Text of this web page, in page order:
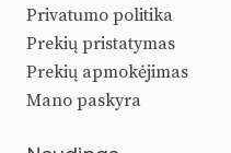
Privatumo politika
Prekių pristatymas
Prekių apmokėjimas
Mano paskyra